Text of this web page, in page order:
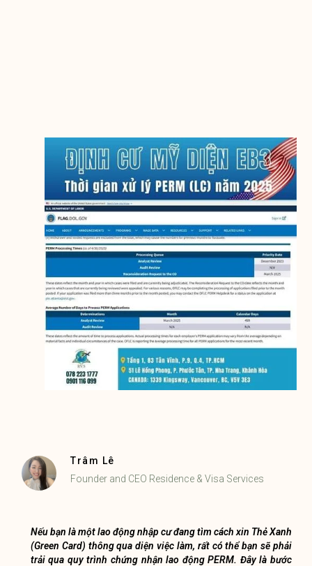
Trâm Lê
Founder and CEO Residence & Visa Services
Nếu bạn là một lao động nhập cư đang tìm cách xin Thẻ Xanh
(Green Card) thông qua diện việc làm, rất có thể bạn sẽ phải
trải qua quy trình chứng nhận lao động PERM. Đây là bước